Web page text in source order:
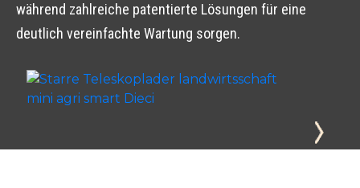
während zahlreiche patentierte Lösungen für eine
deutlich vereinfachte Wartung sorgen.